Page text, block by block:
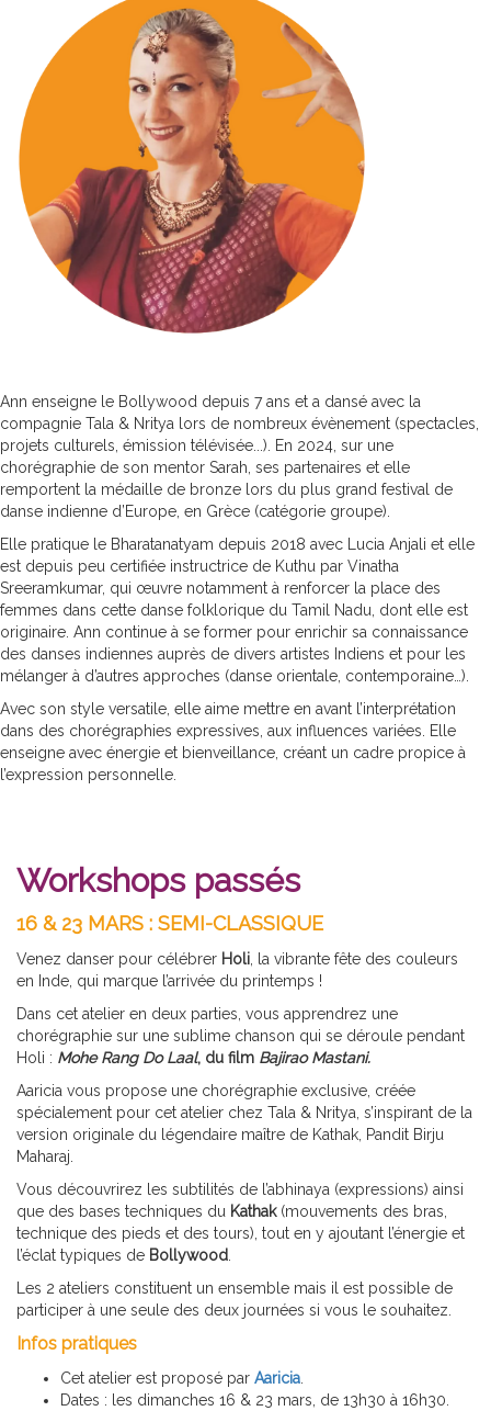
Ann enseigne le Bollywood depuis 7 ans et a dansé avec la
compagnie Tala & Nritya lors de nombreux évènement (spectacles,
projets culturels, émission télévisée...). En 2024, sur une
chorégraphie de son mentor Sarah, ses partenaires et elle
remportent la médaille de bronze lors du plus grand festival de
danse indienne d’Europe, en Grèce (catégorie groupe).
Elle pratique le Bharatanatyam depuis 2018 avec Lucia Anjali et elle
est depuis peu certifiée instructrice de Kuthu par Vinatha
Sreeramkumar, qui œuvre notamment à renforcer la place des
femmes dans cette danse folklorique du Tamil Nadu, dont elle est
originaire. Ann continue à se former pour enrichir sa connaissance
des danses indiennes auprès de divers artistes Indiens et pour les
mélanger à d’autres approches (danse orientale, contemporaine…).
Avec son style versatile, elle aime mettre en avant l’interprétation
dans des chorégraphies expressives, aux influences variées. Elle
enseigne avec énergie et bienveillance, créant un cadre propice à
l’expression personnelle.
Workshops passés
16 & 23 MARS : SEMI-CLASSIQUE
Venez danser pour célébrer Holi , la vibrante fête des couleurs
en Inde, qui marque l’arrivée du printemps !
Dans cet atelier en deux parties, vous apprendrez une
chorégraphie sur une sublime chanson qui se déroule pendant
Holi : Mohe Rang Do Laal, du film Bajirao Mastani.
Aaricia vous propose une chorégraphie exclusive, créée
spécialement pour cet atelier chez Tala & Nritya, s’inspirant de la
version originale du légendaire maître de Kathak, Pandit Birju
Maharaj.
Vous découvrirez les subtilités de l’abhinaya (expressions) ainsi
que des bases techniques du Kathak (mouvements des bras,
technique des pieds et des tours), tout en y ajoutant l’énergie et
l’éclat typiques de Bollywood
Les 2 ateliers constituent un ensemble mais il est possible de
participer à une seule des deux journées si vous le souhaitez.
Infos pratiques
Cet atelier est proposé par Aaricia
Dates : les dimanches 16 & 23 mars, de 13h30 à 16h30.